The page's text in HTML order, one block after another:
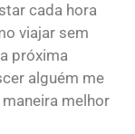
cada hora
viajar sem
próxima
alguém me
melhor